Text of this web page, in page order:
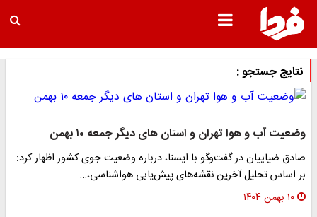
نتایج جستجو :
وضعیت آب و هوا تهران و استان های دیگر جمعه ۱۰ بهمن
صادق ضیاییان در گفت‌وگو با ایسنا، درباره وضعیت جوی کشور اظهار کرد:
بر اساس تحلیل آخرین نقشه‌های پیش‌یابی هواشناسی،…
۱۰ بهمن ۱۴۰۴